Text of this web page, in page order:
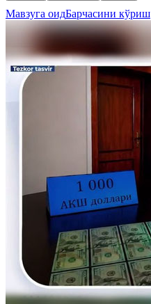
Мавзуга оидБарчасини кўриш